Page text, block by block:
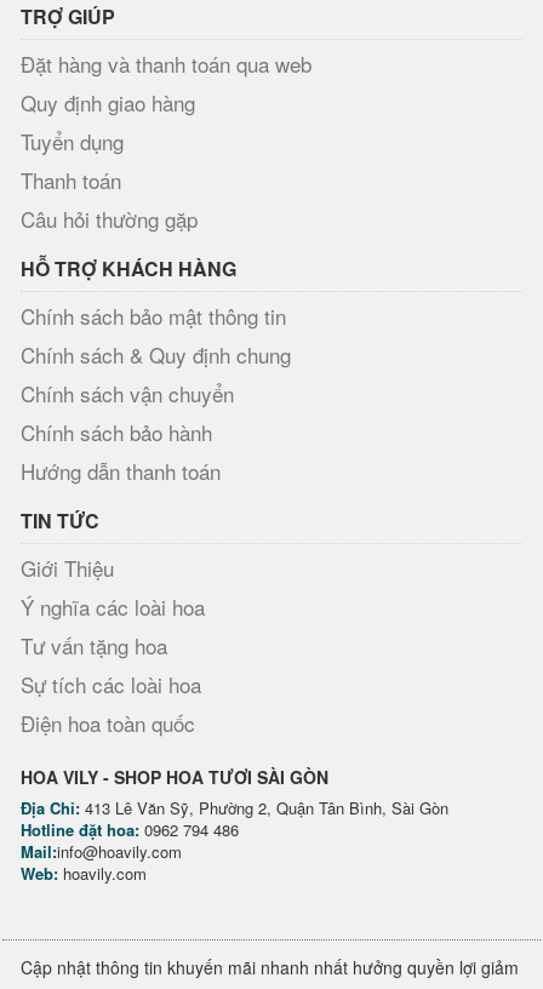
TRỢ GIÚP
Đặt hàng và thanh toán qua web
Quy định giao hàng
Tuyển dụng
Thanh toán
Câu hỏi thường gặp
HỖ TRỢ KHÁCH HÀNG
Chính sách bảo mật thông tin
Chính sách & Quy định chung
Chính sách vận chuyển
Chính sách bảo hành
Hướng dẫn thanh toán
TIN TỨC
Giới Thiệu
Ý nghĩa các loài hoa
Tư vấn tặng hoa
Sự tích các loài hoa
Điện hoa toàn quốc
HOA VILY - SHOP HOA TƯƠI SÀI GÒN
Địa Chỉ: 413 Lê Văn Sỹ, Phường 2, Quận Tân Bình, Sài Gòn
Hotline đặt hoa: 0962 794 486
Mail:info@hoavily.com
Web: hoavily.com
Cập nhật thông tin khuyến mãi nhanh nhất hưởng quyền lợi giảm